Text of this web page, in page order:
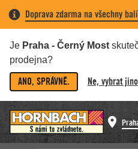
Doprava zdarma na všechny
Je Praha - Černý Most
prodejna?
ANO, SPRÁVNĚ. Ne, vybrat